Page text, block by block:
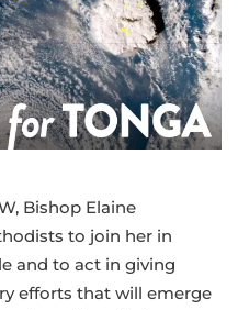
and
action
for
Tonga
Bishop Elaine
to join her in
and to act in giving
efforts that will emerge